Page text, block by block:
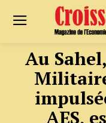
Au
AES,